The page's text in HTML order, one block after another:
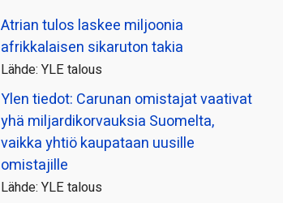
Atrian tulos laskee miljoonia
afrikkalaisen sikaruton takia
Lähde: YLE talous
Ylen tiedot: Carunan omistajat vaativat
yhä miljardi­korvauksia Suomelta,
vaikka yhtiö kaupataan uusille
omistajille
Lähde: YLE talous